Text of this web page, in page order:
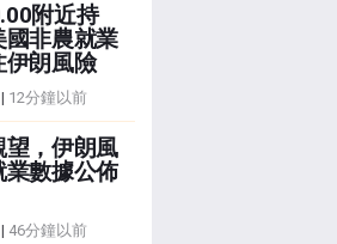
附近持
非農就業
伊朗風險
| 12分鐘以前
，伊朗風
業數據公佈
| 46分鐘以前